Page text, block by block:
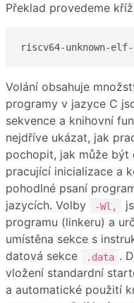
Překlad provedeme
riscv64-unknown-
Volání obsahuje
programy v jazyce C
sekvence a knihovní
nejdříve ukázat, jak
pochopit, jak může být
pracující inicializace a
pohodlné psaní
jazycích. Volby
-Wl,
programu (linkeru) a
umístěna sekce s
datová sekce
.data .
vložení standardní
a automatické použití